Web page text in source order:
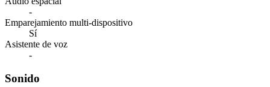
-
Emparejamiento multi-dispositivo
Sí
Asistente de voz
-
Sonido